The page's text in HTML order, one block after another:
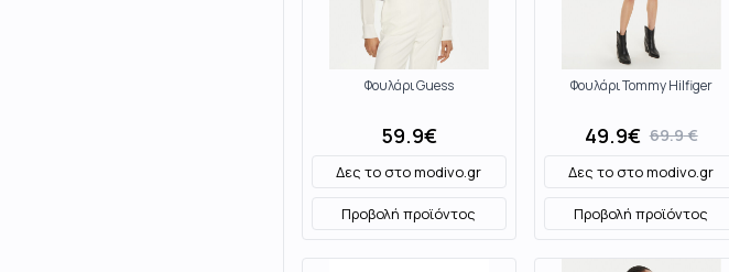
Φουλάρι Guess
59.9€
Δες το στοmodivo.gr
Προβολή προϊόντος
Φουλάρι Tommy Hilfiger
49.9€ 69.9€
Δες το στοmodivo.gr
Προβολή προϊόντος